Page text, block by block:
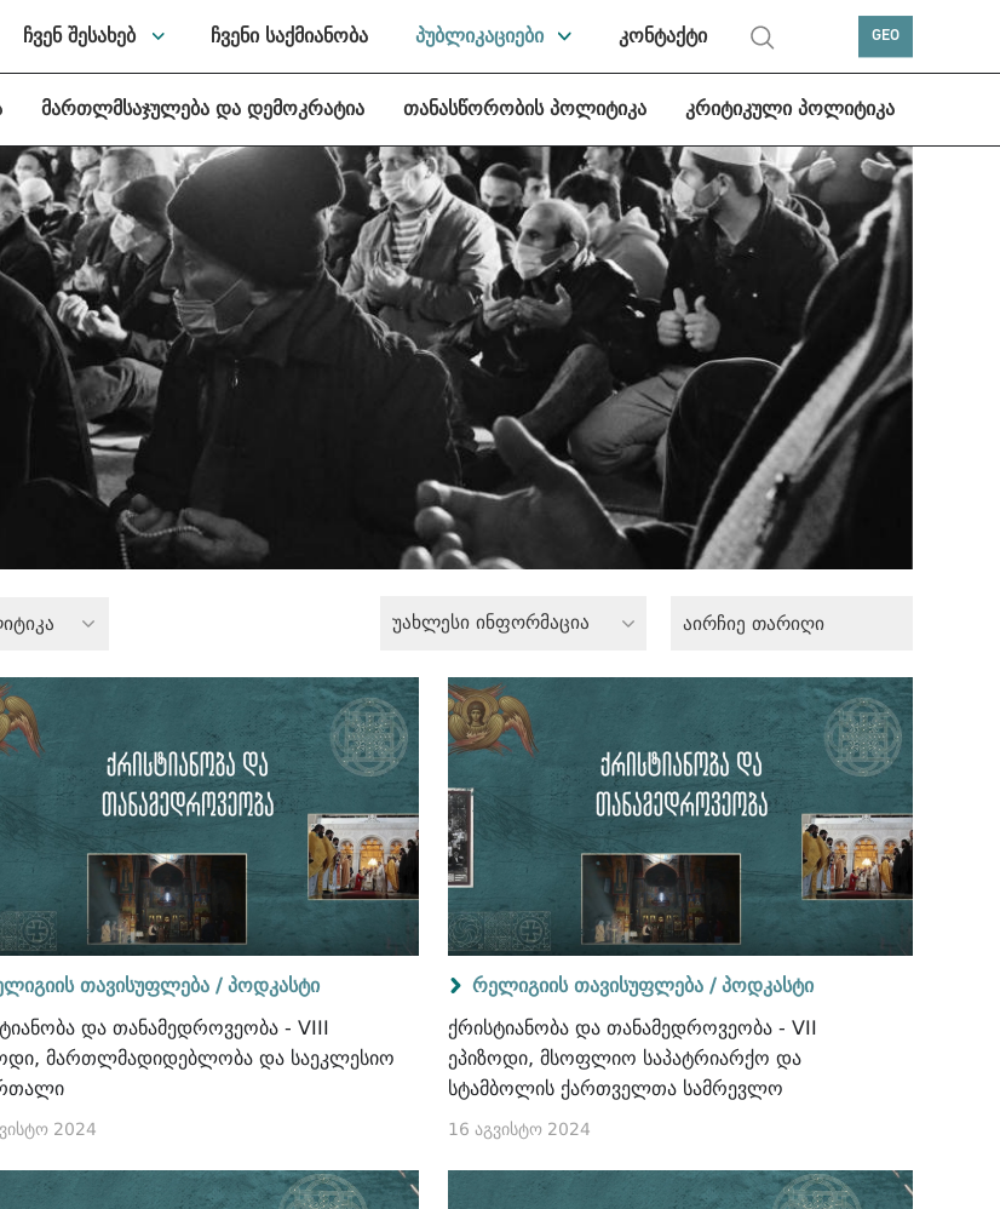
ჩვენ შესახებ ჩვენი საქმიანობა პუბლიკაციები კონტაქტი GEO
მართლმსაჯულება და დემოკრატია თანასწორობის პოლიტიკა კრიტიკული პოლიტიკა
უახლესი ინფორმაცია
თავისუფლება / პოდკასტი
და თანამედროვეობა - VIII
მართლმადიდებლობა და საეკლესიო
2024
რელიგიის თავისუფლება / პოდკასტი
ქრისტიანობა და თანამედროვეობა - VII
ეპიზოდი, მსოფლიო საპატრიარქო და
სტამბოლის ქართველთა სამრევლო
16 აგვისტო 2024